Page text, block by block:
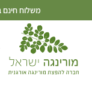
משלוח חינם